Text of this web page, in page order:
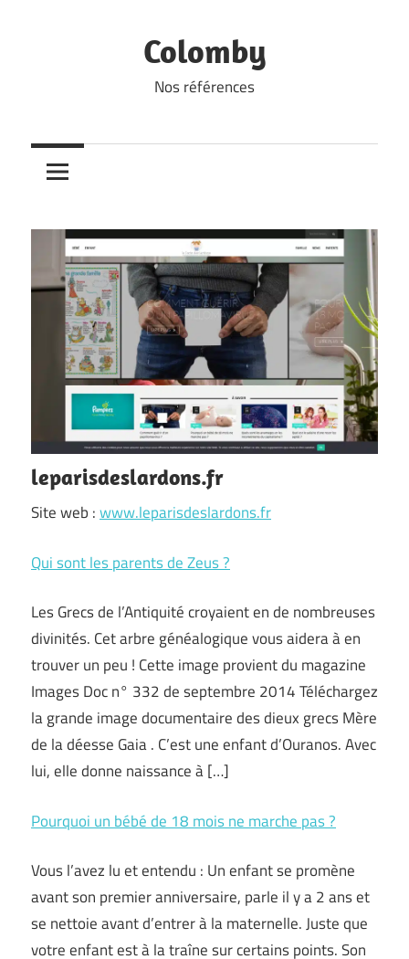
Colomby
Nos références
leparisdeslardons.fr
Site web :www.leparisdeslardons.fr
Qui sont les parents de Zeus ?
Les Grecs de l’Antiquité croyaient en de nombreuses
divinités. Cet arbre généalogique vous aidera à en
trouver un peu ! Cette image provient du magazine
Images Doc n° 332 de septembre 2014 Téléchargez
la grande image documentaire des dieux grecs Mère
de la déesse Gaia . C’est une enfant d’Ouranos. Avec
lui, elle donne naissance à […]
Pourquoi un bébé de 18 mois ne marche pas ?
Vous l’avez lu et entendu : Un enfant se promène
avant son premier anniversaire, parle il y a 2 ans et
se nettoie avant d’entrer à la maternelle. Juste que
votre enfant est à la traîne sur certains points. Son